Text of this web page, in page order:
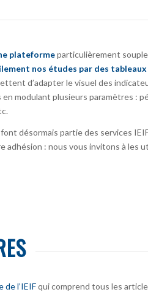
plateformeparticulièrement souple
nos études par des
d’adapter le visuel des
modulant plusieurs paramètres :
désormais partie des services
adhésion : nous vous invitons à les
de l’IEIFqui comprend tous les